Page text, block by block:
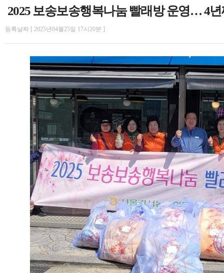
2025 보송보송행복나눔 빨래방 운영… 4
등록날짜 [ 2025년04월25일 17시20분 ]